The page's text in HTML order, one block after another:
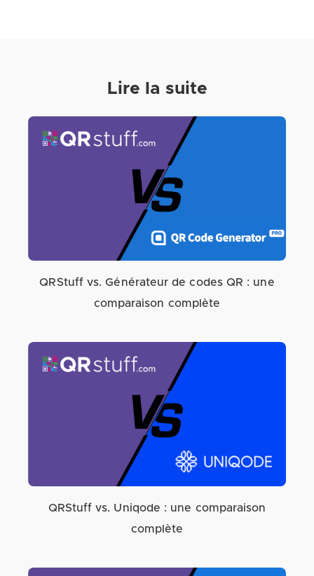
Lire la suite
QRStuff vs. Générateur de codes QR : une
comparaison complète
QRStuff vs. Uniqode : une comparaison
complète